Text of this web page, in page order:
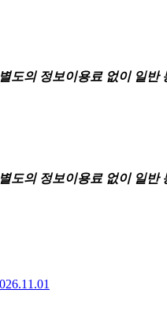
별도의 정보이용료 없이 일반
별도의 정보이용료 없이 일반